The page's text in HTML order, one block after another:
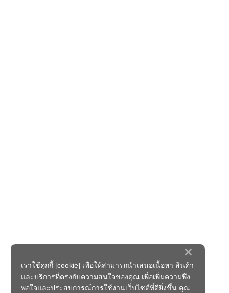
×
เราใช้คุกกี้ [cookie] เพื่อให้สามารถนำเสนอเนื้อหา สินค้า
และบริการที่ตรงกับความสนใจของคุณ เพื่อเพิ่มความพึง
พอใจและประสบการณ์การใช้งานเว็บไซต์ที่ดียิ่งขึ้น คุณ